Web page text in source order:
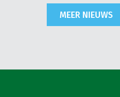
MEER NIEUWS